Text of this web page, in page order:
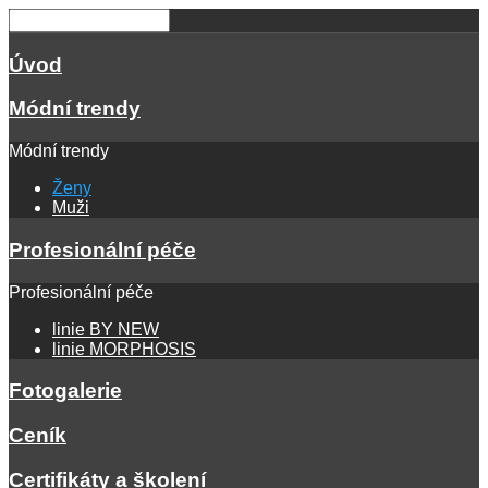
Úvod
Módní trendy
Módní trendy
Ženy
Muži
Profesionální péče
Profesionální péče
linie BY NEW
linie MORPHOSIS
Fotogalerie
Ceník
Certifikáty a školení